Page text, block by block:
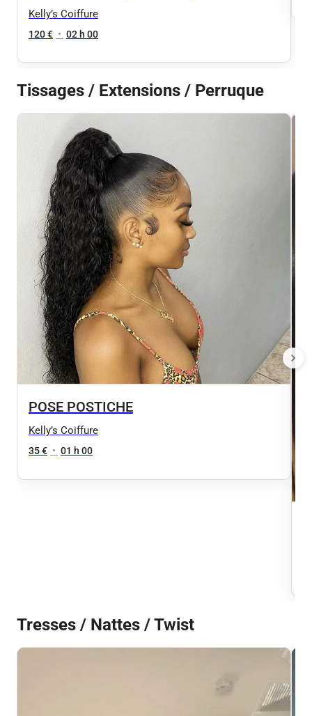
Kelly’s Coiffure
120 € • 02 h 00
Tissages / Extensions / Perruque
POSE POSTICHE
Kelly’s Coiffure
35 € • 01 h 00
Tresses / Nattes / Twist